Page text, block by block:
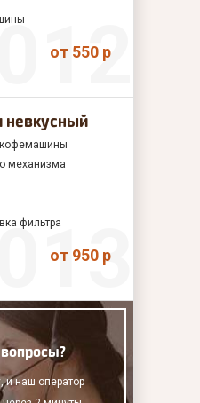
от 550 р
невкусный
кофемашины
механизма
фильтра
от 950 р
и наш оператор